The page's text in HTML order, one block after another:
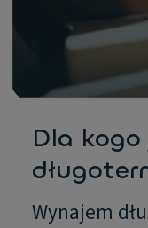
Dla
Wynajem